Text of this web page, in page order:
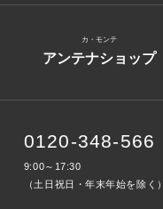
アンテナショップ
カ・モンテ
0120-348-566
9:00～17:30
（土日祝日・年末年始を除く）